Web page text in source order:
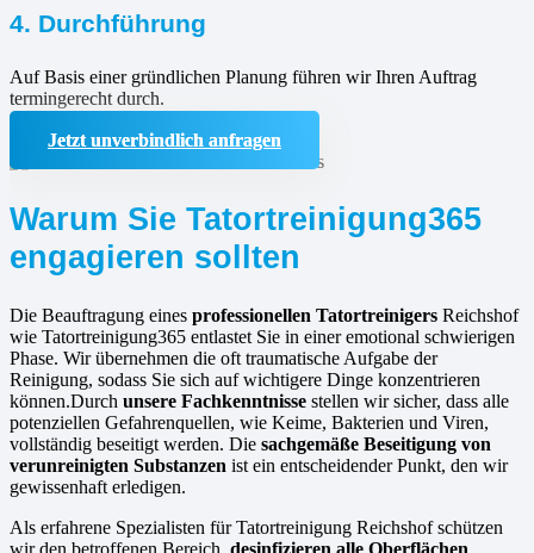
4. Durchführung
Auf Basis einer gründlichen Planung führen wir Ihren Auftrag
termingerecht durch.
Jetzt unverbindlich anfragen
Warum Sie Tatortreinigung365
engagieren sollten
Die Beauftragung eines professionellen Tatortreinigers Reichshof
wie Tatortreinigung365 entlastet Sie in einer emotional schwierigen
Phase. Wir übernehmen die oft traumatische Aufgabe der
Reinigung, sodass Sie sich auf wichtigere Dinge konzentrieren
können.Durch unsere Fachkenntnisse stellen wir sicher, dass alle
potenziellen Gefahrenquellen, wie Keime, Bakterien und Viren,
vollständig beseitigt werden. Die sachgemäße Beseitigung von
verunreinigten Substanzen ist ein entscheidender Punkt, den wir
gewissenhaft erledigen.
Als erfahrene Spezialisten für Tatortreinigung Reichshof schützen
wir den betroffenen Bereich, desinfizieren alle Oberflächen